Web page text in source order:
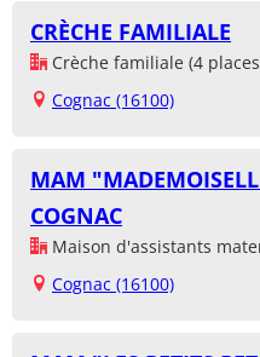
CRÈCHE FAMILIALE
Crèche familiale (4
Cognac (16100)
MAM
COGNAC
Maison d'assistants
Cognac (16100)